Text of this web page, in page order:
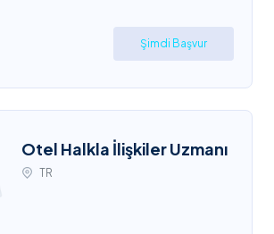
Şimdi Başvur
Otel Halkla İlişkiler Uzmanı
TR